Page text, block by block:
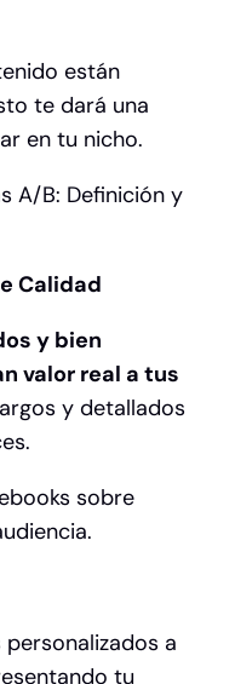
están
te dará una
en tu nicho.
A/B: Definición y
Calidad
y bien
valor real a tus
y detallados
sobre
a
tu